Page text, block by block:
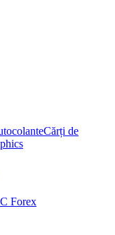
Cărți de
Forex